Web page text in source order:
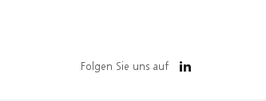
Folgen Sie uns auf